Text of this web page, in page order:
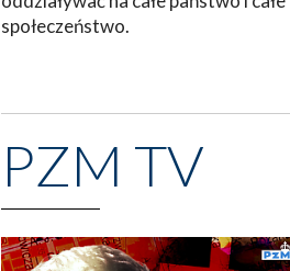
społeczeństwo.
PZM TV